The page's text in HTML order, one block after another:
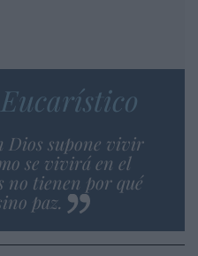
Dios supone vivir
se vivirá en el
no tienen por qué
paz.